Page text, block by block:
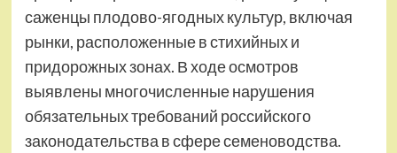
саженцы плодово-ягодных культур, включая
рынки, расположенные в стихийных и
придорожных зонах. В ходе осмотров
выявлены многочисленные нарушения
обязательных требований российского
законодательства в сфере семеноводства.